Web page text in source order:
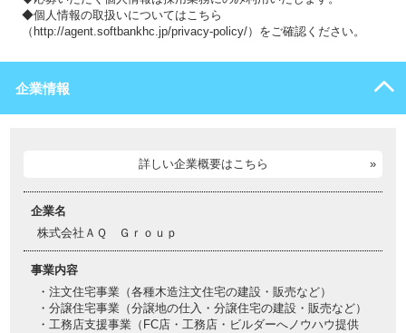
◆個人情報の取扱いについてはこちら
（http://agent.softbankhc.jp/privacy-policy/）をご確認ください。
企業情報
詳しい企業概要はこちら
企業名
株式会社ＡＱ Ｇｒｏｕｐ
事業内容
・注文住宅事業（各種木造注文住宅の建設・販売など）
・分譲住宅事業（分譲地の仕入・分譲住宅の建設・販売など）
・工務店支援事業（FC店・工務店・ビルダーへノウハウ提供